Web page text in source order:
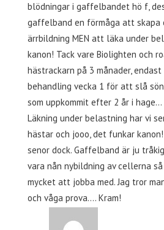
blödningar i gaffelbandet hö f,
gaffelband en förmåga att skapa
ärrbildning MEN att läka under
kanon! Tack vare Biolighten och
hästrackarn på 3 månader,
behandling vecka 1 för att slå
som uppkommit efter 2 år i hage…
Läkning under belastning har vi
hästar och jooo, det funkar
senor dock. Gaffelband är ju
vara nån nybildning av cellerna
mycket att jobba med. Jag tror
och våga prova…. Kram!